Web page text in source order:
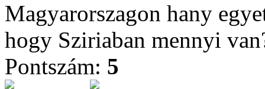
Magyarorszagon hany
hogy Sziriaban mennyi
Pontszám: 5